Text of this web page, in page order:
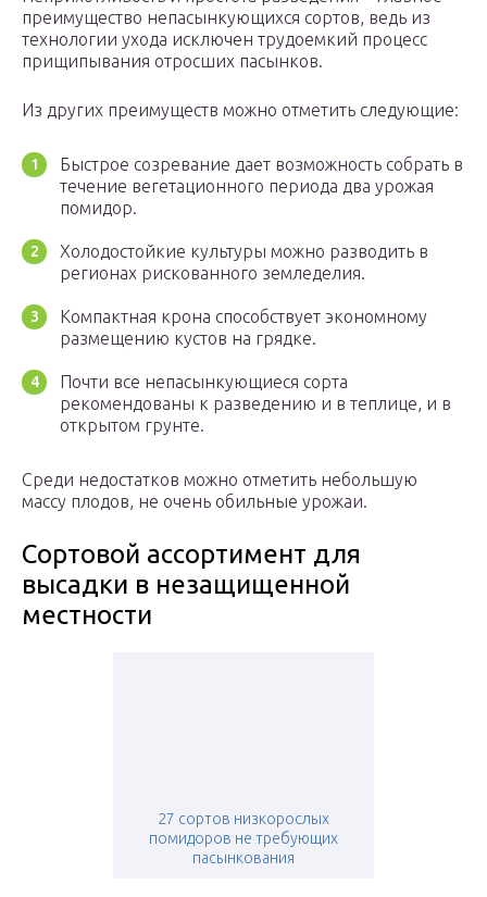
преимущество непасынкующихся сортов, ведь из
технологии ухода исключен трудоемкий процесс
прищипывания отросших пасынков.
Из других преимуществ можно отметить следующие:
Быстрое созревание дает возможность собрать в
течение вегетационного периода два урожая
помидор.
Холодостойкие культуры можно разводить в
регионах рискованного земледелия.
Компактная крона способствует экономному
размещению кустов на грядке.
Почти все непасынкующиеся сорта
рекомендованы к разведению и в теплице, и в
открытом грунте.
Среди недостатков можно отметить небольшую
массу плодов, не очень обильные урожаи.
Сортовой ассортимент для
высадки в незащищенной
местности
27 сортов низкорослых
помидоров не требующих
пасынкования